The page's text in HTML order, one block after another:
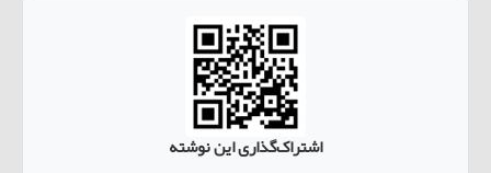
اشتراک‌گذاری این نوشته